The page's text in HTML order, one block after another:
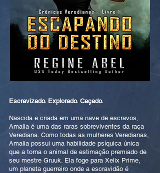
Escravizado. Explorado. Caçado.
Nascida e criada em uma nave de escravos,
Amalia é uma das raras sobreviventes da raça
Verediana. Como todas as mulheres Veredianas,
Amalia possui uma habilidade psíquica única
que a torna o animal de estimação premiado de
seu mestre Gruuk. Ela foge para Xelix Prime,
um planeta guerreiro onde a escravidão é